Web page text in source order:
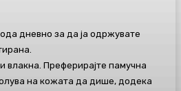
дневно за да ја одржувате
влакна. Преферирајте памучна
на кожата да дише, додека